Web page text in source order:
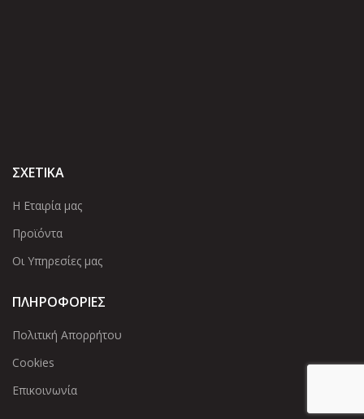
ΣΧΕΤΙΚΑ
Η Εταιρία μας
Προϊόντα
Οι Υπηρεσίες μας
ΠΛΗΡΟΦΟΡΙΕΣ
Πολιτική Απορρήτου
Cookies
Επικοινωνία